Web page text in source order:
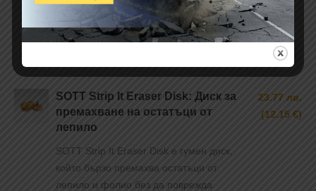
премахнете автомобилни емблеми, без
да повредите основната боя.
SOTT Strip It Eraser Disk: Диск за
премахване на остатъци от
лепило
SOTT Strip It Eraser Disk е гумен диск,
който бързо премахва остатъци от
лепило и фолио без да поврежда
23.77 лв.
(12.15 €)